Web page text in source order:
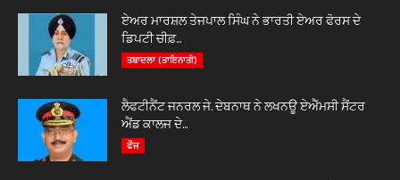
ਏਅਰ ਮਾਰਸ਼ਲ ਤੇਜਪਾਲ ਸਿੰਘ ਨੇ ਭਾਰਤੀ ਏਅਰ ਫੋਰਸ ਦੇ
ਡਿਪਟੀ ਚੀਫ਼...
ਤਬਾਦਲਾ (ਤਾਇਨਾਤੀ)
ਲੈਫਟੀਨੈਂਟ ਜਨਰਲ ਜੇ. ਦੇਬਨਾਥ ਨੇ ਲਖਨਊ ਏਐੱਮਸੀ ਸੈਂਟਰ
ਐਂਡ ਕਾਲਜ ਦੇ...
ਫੌਜ